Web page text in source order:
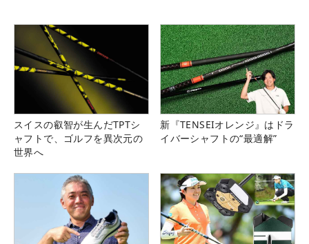
スイスの叡智が生んだTPTシ
ャフトで、ゴルフを異次元の
世界へ
新『TENSEIオレンジ』はドラ
イバーシャフトの“最適解”